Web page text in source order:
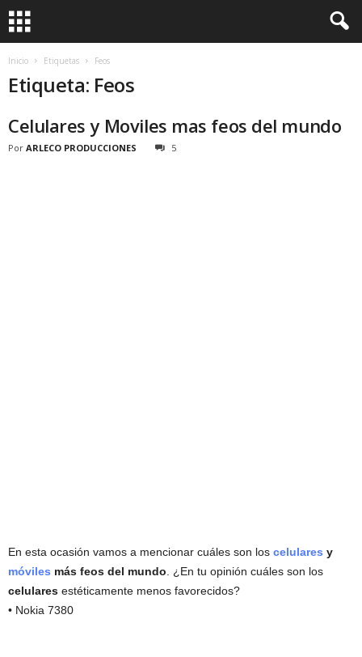
Inicio Etiquetas Feos
Etiqueta: Feos
Celulares y Moviles mas feos del mundo
Por ARLECO PRODUCCIONES 5
En esta ocasión vamos a mencionar cuáles son los celulares y
móviles más feos del mundo . ¿En tu opinión cuáles son los
celulares estéticamente menos favorecidos?
• Nokia 7380